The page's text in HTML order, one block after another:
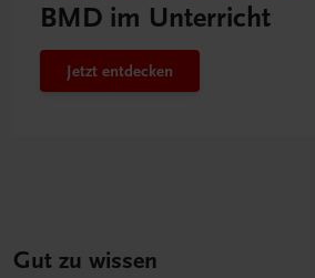
BMD im Unterricht
Jetzt entdecken
Gut zu wissen